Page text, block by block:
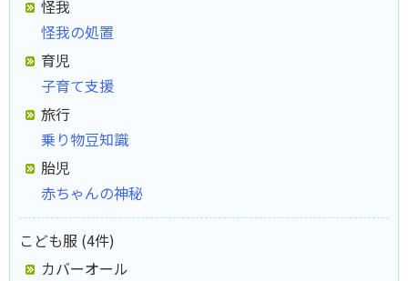
怪我
怪我の処置
育児
子育て支援
旅行
乗り物豆知識
胎児
赤ちゃんの神秘
こども服 (4件)
カバーオール